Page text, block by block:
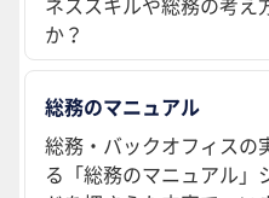
か？
総務のマニュアル
総務・バックオフィスの
る「総務のマニュアル」